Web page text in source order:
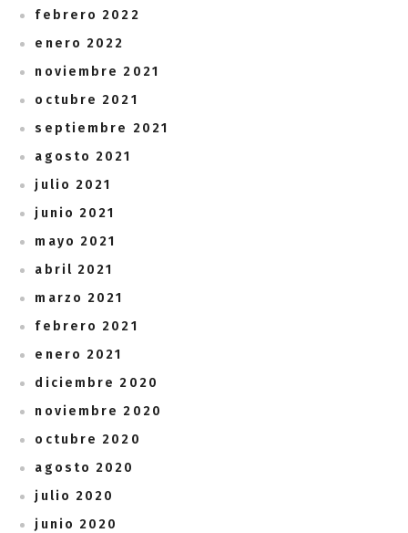
febrero 2022
enero 2022
noviembre 2021
octubre 2021
septiembre 2021
agosto 2021
julio 2021
junio 2021
mayo 2021
abril 2021
marzo 2021
febrero 2021
enero 2021
diciembre 2020
noviembre 2020
octubre 2020
agosto 2020
julio 2020
junio 2020